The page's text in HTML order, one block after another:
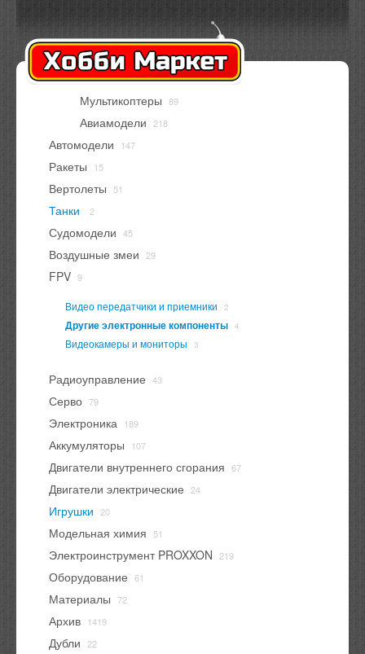
Оплата Доставка
Контакты
Вход
Регистрация
В корзине
Мультикоптеры 89
Авиамодели 218
Автомодели 147
Ракеты 15
Вертолеты 51
Танки 2
Судомодели 45
Воздушные змеи 29
FPV 9
Видео передатчики и приемники 2
Другие электронные компоненты 4
Видеокамеры и мониторы 3
Радиоуправление 43
Серво 79
Электроника 189
Аккумуляторы 107
Двигатели внутреннего сгорания 67
Двигатели электрические 24
Игрушки 20
Модельная химия 51
Электроинструмент PROXXON 219
Оборудование 61
Материалы 72
Архив 1419
Дубли 22